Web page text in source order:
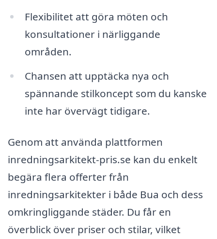
Flexibilitet att göra möten och
konsultationer i närliggande
områden.
Chansen att upptäcka nya och
spännande stilkoncept som du kanske
inte har övervägt tidigare.
Genom att använda plattformen
inredningsarkitekt-pris.se kan du enkelt
begära flera offerter från
inredningsarkitekter i både Bua och dess
omkringliggande städer. Du får en
överblick över priser och stilar, vilket